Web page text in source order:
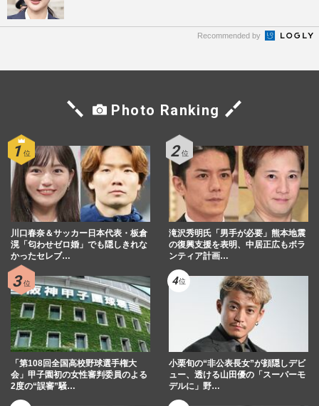
Recommended by
Photo Ranking
川口春奈＆サッカー日本代表・板倉
滉「匂わせゼロ婚」でも隠しきれな
かったセレブ…
滝沢秀明氏「男手が必要」熊本地震
の復興支援を表明、中居正広もボラ
ンティア計画…
「第108回全国高校野球選手権大
会」甲子園初の女性審判委員のよる
2度の“誤審”騒…
小栗旬の“非公表長女”が顔隠しデビ
ュー、透ける山田優の「スーパーモ
デルに」野…